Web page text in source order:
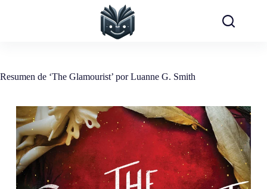
Resumen de ‘The Glamourist’ por Luanne G. Smith